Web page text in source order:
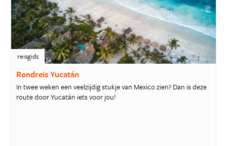
reisgids
Rondreis Yucatán
In twee weken een veelzijdig stukje van Mexico zien? Dan is deze
route door Yucatán iets voor jou!